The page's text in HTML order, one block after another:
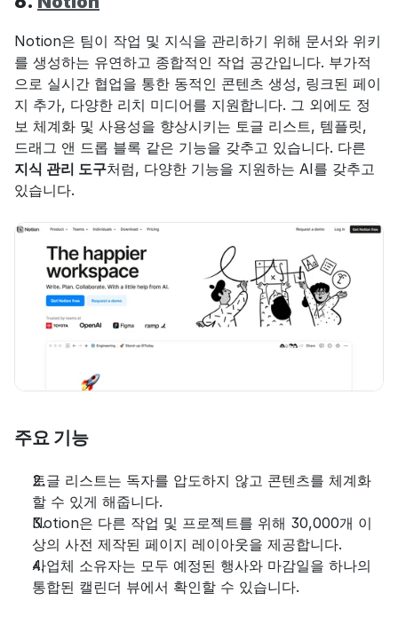
Notion은 팀이 작업 및 지식을 관리하기 위해 문서와 위키
를 생성하는 유연하고 종합적인 작업 공간입니다. 부가적
으로 실시간 협업을 통한 동적인 콘텐츠 생성, 링크된 페이
지 추가, 다양한 리치 미디어를 지원합니다. 그 외에도 정
보 체계화 및 사용성을 향상시키는 토글 리스트, 템플릿,
지식 관리 도구처럼, 다양한 기능을 지원하는 AI를 갖추고
있습니다.
주요 기능
토글 리스트는 독자를 압도하지 않고 콘텐츠를 체계화
할 수 있게 해줍니다.
Notion은 다른 작업 및 프로젝트를 위해 30,000개 이
상의 사전 제작된 페이지 레이아웃을 제공합니다.
사업체 소유자는 모두 예정된 행사와 마감일을 하나의
통합된 캘린더 뷰에서 확인할 수 있습니다.